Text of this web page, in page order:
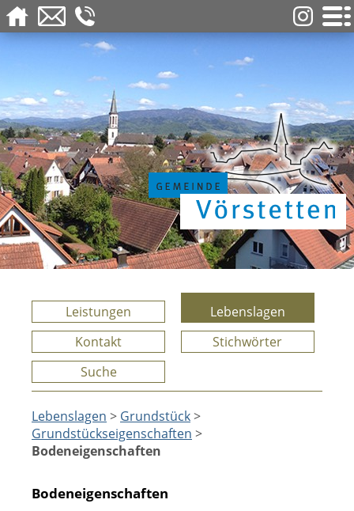
Leistungen
Lebenslagen
Kontakt
Stichwörter
Suche
Lebenslagen > Grundstück>
Grundstückseigenschaften >
Bodeneigenschaften
Bodeneigenschaften